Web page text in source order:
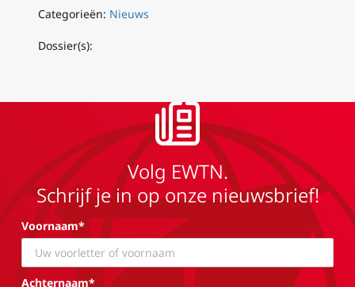
Categorieën: Nieuws
Dossier(s):
Volg EWTN.
Schrijf je in op onze nieuwsbrief!
Voornaam*
Achternaam*